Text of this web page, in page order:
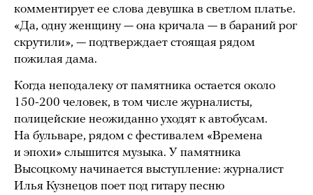
комментирует ее слова девушка в светлом платье.
«Да, одну женщину — она кричала — в бараний рог
скрутили», — подтверждает стоящая рядом
пожилая дама.
Когда неподалеку от памятника остается около
150-200 человек, в том числе журналисты,
полицейские неожиданно уходят к автобусам.
На бульваре, рядом с фестивалем «Времена
и эпохи» слышится музыка. У памятника
Высоцкому начинается выступление: журналист
Илья Кузнецов поет под гитару песню